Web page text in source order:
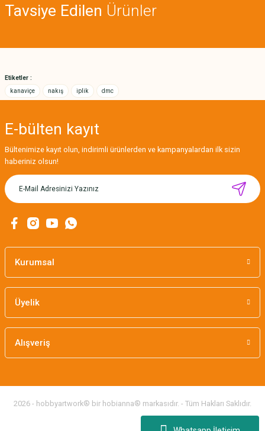
Ürün açıklamasında eksik bilgiler bulunuyor.
Tavsiye Edilen Ürünler
MIKNATISLI İĞNE TUTUCU-BAHAR
Etiketler :
kanaviçe
nakış iplik dmc
E-bülten kayıt
Bültenimize kayıt olun, indirimli ürünlerden ve kampanyalardan ilk sizin
haberiniz olsun!
Kurumsal
Üyelik
Alışveriş
2026 - hobbyartwork® bir hobianna® markasıdır. - Tüm Hakları Saklıdır.